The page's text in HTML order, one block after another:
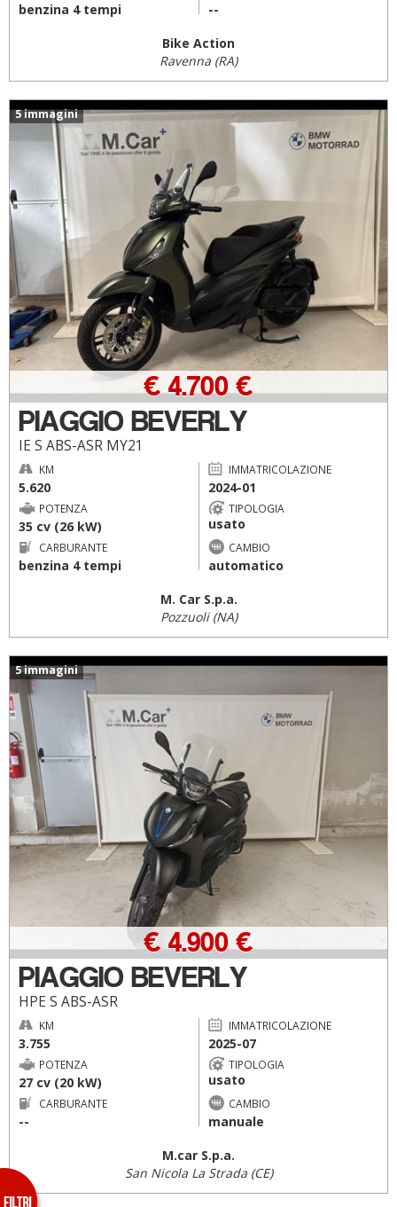
benzina 4 tempi
--
Bike Action
Ravenna (RA)
5 immagini
PIAGGIO BEVERLY
IE S ABS-ASR MY21
€ 4.700 €
KM
5.620
IMMATRICOLAZIONE
2024-01
POTENZA
35 cv (26 kW)
TIPOLOGIA
usato
CARBURANTE
benzina 4 tempi
CAMBIO
automatico
M. Car S.p.a.
Pozzuoli (NA)
5 immagini
PIAGGIO BEVERLY
HPE S ABS-ASR
€ 4.900 €
KM
3.755
IMMATRICOLAZIONE
2025-07
POTENZA
27 cv (20 kW)
TIPOLOGIA
usato
CARBURANTE
--
CAMBIO
manuale
M.car S.p.a.
San Nicola La Strada (CE)